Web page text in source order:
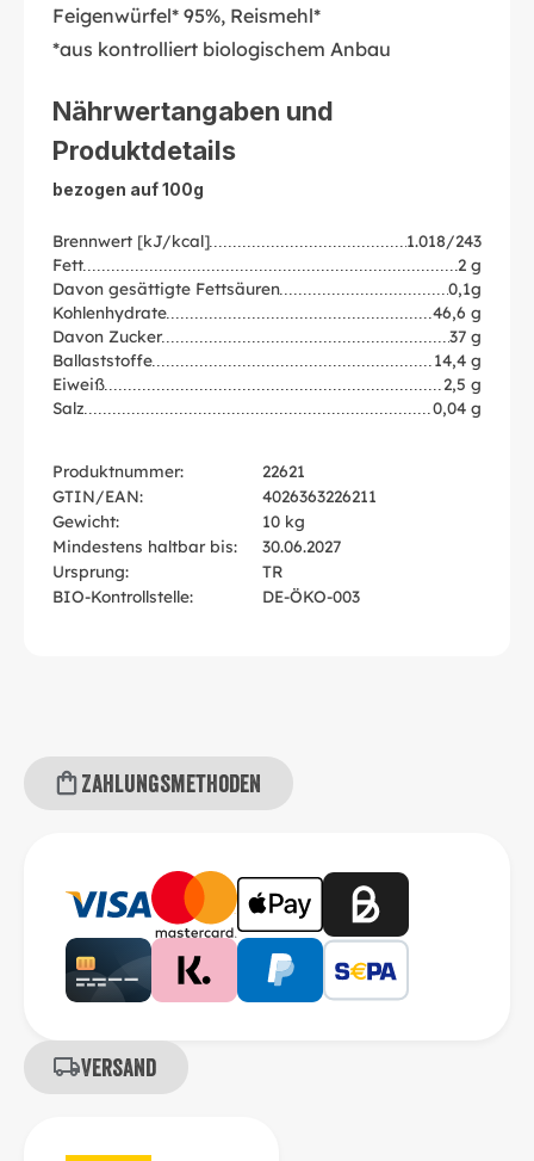
Feigenwürfel* 95%, Reismehl*
*aus kontrolliert biologischem Anbau
Nährwertangaben und
Produktdetails
bezogen auf 100g
Brennwert [kJ/kcal]
1.018/243
Fett
2 g
Davon gesättigte Fettsäuren
0,1g
Kohlenhydrate
46,6 g
Davon Zucker
37 g
Ballaststoffe
14,4 g
Eiweiß
2,5 g
Salz
0,04 g
Produktnummer:
22621
GTIN/EAN:
4026363226211
Gewicht:
10 kg
Mindestens haltbar bis:
30.06.2027
Ursprung:
TR
BIO-Kontrollstelle:
DE-ÖKO-003
Zahlungsmethoden
Versand